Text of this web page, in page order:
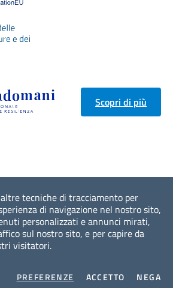
tecniche di tracciamento per
di navigazione nel nostro sito,
personalizzati e annunci mirati,
sul nostro sito, e per capire da
visitatori.
PREFERENZE COOKIES
ACCETTO I COOKIES
NEGAI
Scopri di più